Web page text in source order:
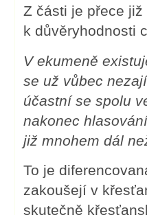
Z části je přece
k důvěryhodnosti
V ekumeně
se už vůbec
účastní se spolu
nakonec
již mnohem dál
To je
zakoušejí v
skutečně